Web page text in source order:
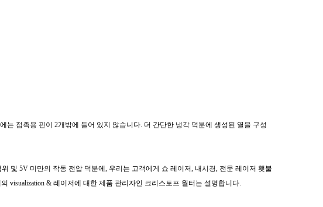
는 접촉용 핀이 2개밖에 들어 있지 않습니다. 더 간단한 냉각 덕분에 생성된 열을 구성
및 5V 미만의 작동 전압 덕분에, 우리는 고객에게 쇼 레이저, 내시경, 전문 레이저 횃불
visualization & 레이저에 대한 제품 관리자인 크리스토프 월터는 설명합니다.